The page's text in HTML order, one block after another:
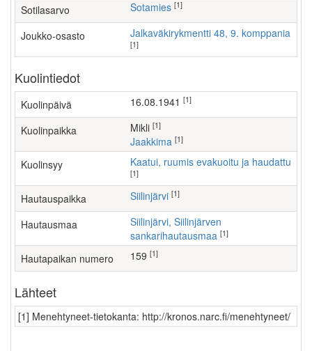
Sotilasarvo Sotamies [1]
Joukko-osasto Jalkaväkirykmentti 48, 9. komppania
[1]
Kuolintiedot
Kuolinpäivä 16.08.1941 [1]
Kuolinpaikka Mikli [1]
Jaakkima [1]
Kuolinsyy Kaatui, ruumis evakuoitu ja haudattu
[1]
Hautauspaikka Siilinjärvi [1]
Hautausmaa
Siilinjärvi, Siilinjärven
sankarihautausmaa [1]
Hautapaikan numero 159 [1]
Lähteet
[1] Menehtyneet-tietokanta: http://kronos.narc.fi/menehtyneet/